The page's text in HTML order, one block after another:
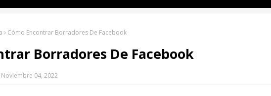
Cómo Encontrar Borradores De Facebook
Borradores De Facebook
Noviembre 04, 2022